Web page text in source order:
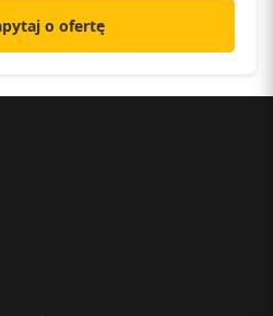
o ofertę